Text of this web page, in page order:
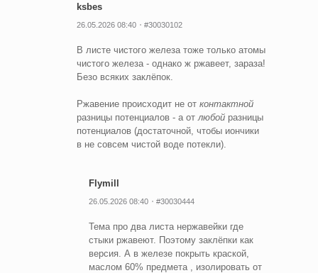
ksbes
26.05.2026 08:40 #30030102
В листе чистого железа тоже только атомы
чистого железа - однако ж ржавеет, зараза!
Безо всяких заклёпок.
Ржавение происходит не от контактной
разницы потенциалов - а от любой разницы
потенциалов (достаточной, чтобы иончики
в не совсем чистой воде потекли).
Flymill
26.05.2026 08:40 #30030444
Тема про два листа нержавейки где
стыки ржавеют. Поэтому заклёпки как
версия. А в железе покрыть краской,
маслом 60% предмета , изолировать от